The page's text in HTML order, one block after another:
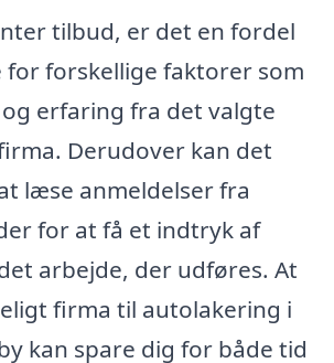
tilbud, er det en fordel
for forskellige faktorer som
erfaring fra det valgte
Derudover kan det
læse anmeldelser fra
for at få et indtryk af
arbejde, der udføres. At
firma til autolakering i
kan spare dig for både tid